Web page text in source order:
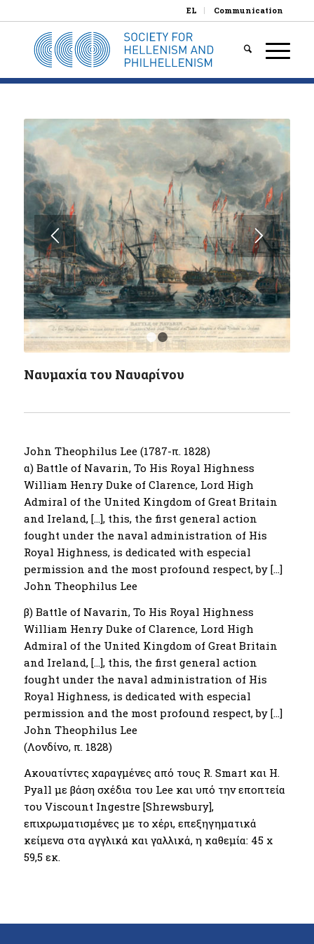
EL Communication
Ναυμαχία του Ναυαρίνου
John Theophilus Lee (1787-π. 1828)
α) Battle of Navarin, To His Royal Highness
William Henry Duke of Clarence, Lord High
Admiral of the United Kingdom of Great Britain
and Ireland, […], this, the first general action
fought under the naval administration of His
Royal Highness, is dedicated with especial
permission and the most profound respect, by […]
John Theophilus Lee
β) Battle of Navarin, To His Royal Highness
William Henry Duke of Clarence, Lord High
Admiral of the United Kingdom of Great Britain
and Ireland, […], this, the first general action
fought under the naval administration of His
Royal Highness, is dedicated with especial
permission and the most profound respect, by […]
John Theophilus Lee
(Λονδίνο, π. 1828)
Ακουατίντες χαραγμένες από τους R. Smart και H.
Pyall με βάση σχέδια του Lee και υπό την εποπτεία
του Viscount Ingestre [Shrewsbury],
επιχρωματισμένες με το χέρι, επεξηγηματικά
κείμενα στα αγγλικά και γαλλικά, η καθεμία: 45 x
59,5 εκ.